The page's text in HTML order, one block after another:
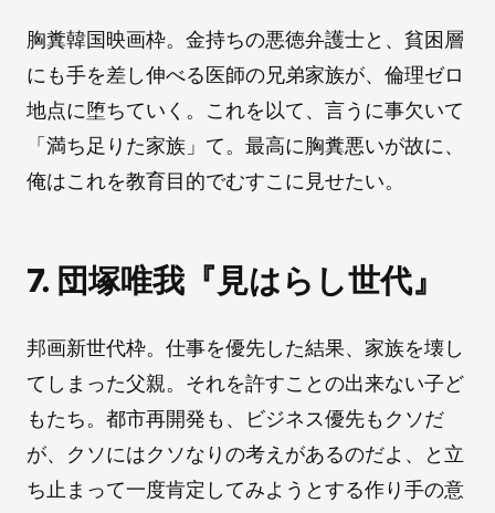
胸糞韓国映画枠。金持ちの悪徳弁護士と、貧困層
にも手を差し伸べる医師の兄弟家族が、倫理ゼロ
地点に堕ちていく。これを以て、言うに事欠いて
「満ち足りた家族」て。最高に胸糞悪いが故に、
俺はこれを教育目的でむすこに見せたい。
7. 団塚唯我『見はらし世代』
邦画新世代枠。仕事を優先した結果、家族を壊し
てしまった父親。それを許すことの出来ない子ど
もたち。都市再開発も、ビジネス優先もクソだ
が、クソにはクソなりの考えがあるのだよ、と立
ち止まって一度肯定してみようとする作り手の意